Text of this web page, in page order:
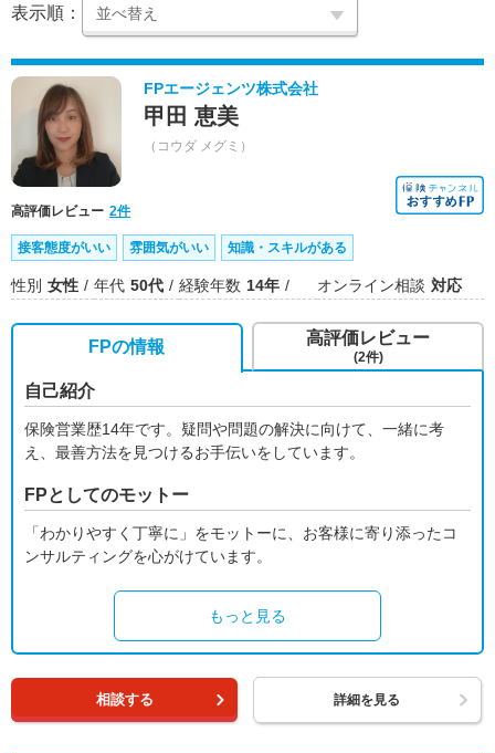
表示順：
FPエージェンツ株式会社
甲田 恵美
（コウダ メグミ）
高評価レビュー 2件
接客態度がいい 雰囲気がいい 知識・スキルがある
性別 女性 年代 50代 経験年数 14年 オンライン相談 対応
FPの情報
自己紹介
保険営業歴14年です。疑問や問題の解決に向けて、一緒に考
え、最善方法を見つけるお手伝いをしています。
FPとしてのモットー
「わかりやすく丁寧に」をモットーに、お客様に寄り添ったコ
ンサルティングを心がけています。
もっと見る
高評価レビュー
(2件)
相談する 詳細を見る